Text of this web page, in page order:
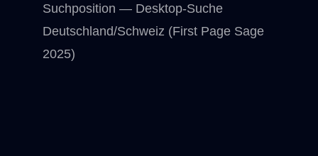
Suchposition — Desktop-Suche
Deutschland/Schweiz (First Page Sage
2025)